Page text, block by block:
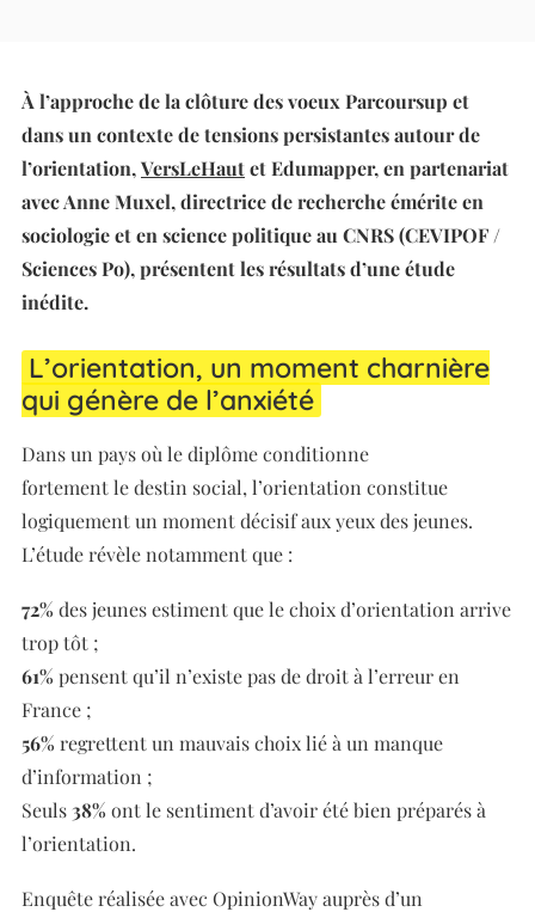
À l’approche de la clôture des voeux Parcoursup et
dans un contexte de tensions persistantes autour de
l’orientation,VersLeHautet Edumapper, en partenariat
avec Anne Muxel, directrice de recherche émérite en
sociologie et en science politique au CNRS (CEVIPOF /
Sciences Po), présentent les résultats d’une étude
inédite.
L’orientation, un moment charnière
qui génère de l’anxiété
Dans un pays où le diplôme conditionne
fortement le destin social, l’orientation constitue
logiquement un moment décisif aux yeux des jeunes.
L’étude révèle notamment que :
72% des jeunes estiment que le choix d’orientation arrive
trop tôt ;
61% pensent qu’il n’existe pas de droit à l’erreur en
France ;
56% regrettent un mauvais choix lié à un manque
d’information ;
Seuls38% ont le sentiment d’avoir été bien préparés à
l’orientation.
Enquête réalisée avec OpinionWay auprès d’un